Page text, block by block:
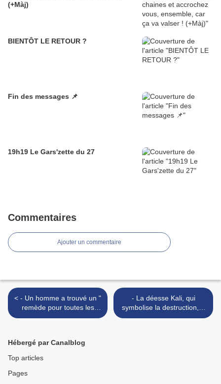
(+Màj)
BIENTÔT LE RETOUR ?
Fin des messages 📌
19h19 Le Gars'zette du 27
Commentaires
Ajouter un commentaire
< - Un homme a trouvé un "
remède pour toutes les
maladies " et a la décision
- La déesse Kali, qui
symbolise la destruction, a
été projetée sur l'Empire
Hébergé par Canalblog
Top articles
Pages